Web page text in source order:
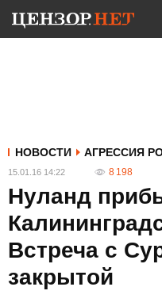
НОВОСТИ АГРЕССИЯ
15.01.16 14:22 8 198
Нуланд
Встреча с
закрытой